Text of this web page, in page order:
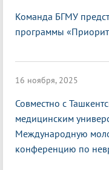
Команда БГМУ
программы
16 ноября, 2025
Совместно с
медицинским
Международную
конференцию по